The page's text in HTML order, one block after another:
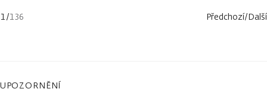
1/136 Předchozí/Další
UPOZORNĚNÍ